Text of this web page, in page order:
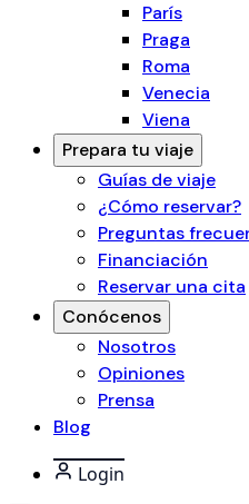
París
Praga
Roma
Venecia
Viena
Prepara tu viaje
Guías de viaje
¿Cómo reservar?
Preguntas
Financiación
Reservar una cita
Conócenos
Nosotros
Opiniones
Prensa
Blog
Login